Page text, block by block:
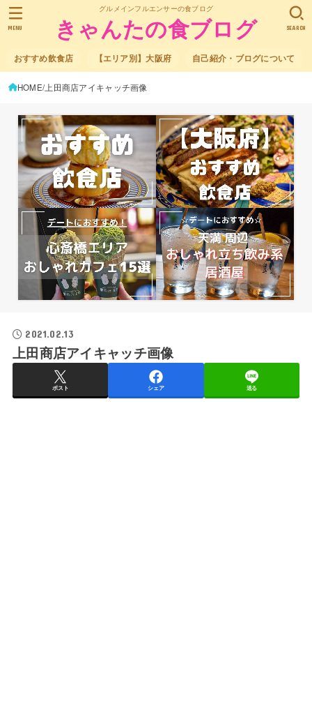
グルメインフルエンサーの食ブログ
きゃんたの食ブログ
おすすめ飲食店 【エリア別】大阪府 自己紹介・ブログについて
SEARCH
MENU
HOME 上田商店アイキャッチ画像
2021.02.13
上田商店アイキャッチ画像
ポスト シェア 送る